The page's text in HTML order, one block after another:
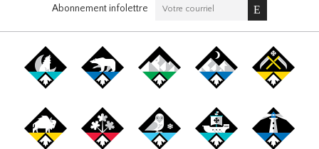
Abonnement infolettre